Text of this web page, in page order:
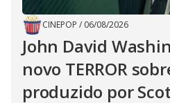
CINEPOP / 06/08/2026
John David
novo TERROR
produzido por